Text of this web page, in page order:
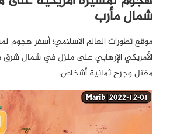
شمال مأرب
موقع تطورات العالم الاسلامي؛ أسفر هجوم
الأمريكي الإرهابي على منزل في شمال شرق
مقتل وجرح ثمانية أشخاص.